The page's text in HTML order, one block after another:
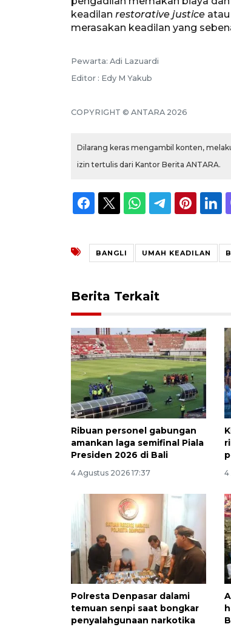
keadilan restorative justice
merasakan keadilan yang
Pewarta: Adi Lazuardi
Editor : Edy M Yakub
COPYRIGHT © ANTARA 2026
Dilarang keras mengambil konten,
izin tertulis dari Kantor Berita ANTARA.
BANGLI UMAH KEADILAN
Berita Terkait
Ribuan personel gabungan
amankan laga semifinal Piala
Presiden 2026 di Bali
4 Agustus 2026 17:37 4
Polresta Denpasar dalami
temuan senpi saat bongkar
penyalahgunaan narkotika